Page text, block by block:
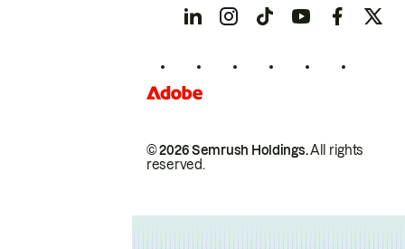
© 2026 Semrush Holdings.All rights
reserved.